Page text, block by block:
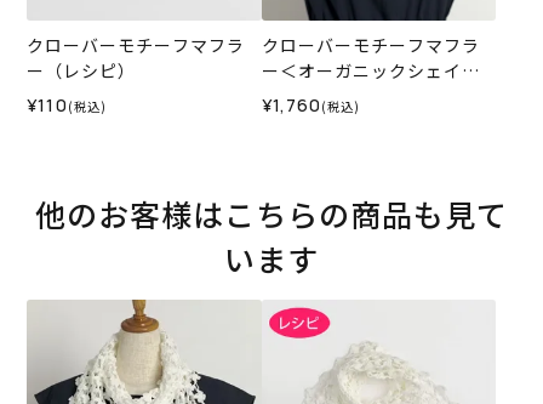
クローバーモチーフマフラ
ー（レシピ）
¥110 (税込)
クローバーモチーフマフラ
ー＜オーガニックシェイプ1
1IV＞（編み物 材料セット）
¥1,760 (税込)
他のお客様はこちらの商品も見て
います